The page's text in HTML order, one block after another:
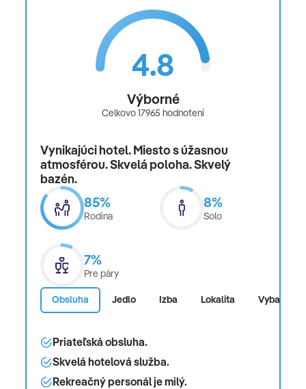
4.8
Výborné
Celkovo 17965 hodnotení
Vynikajúci hotel. Miesto s úžasnou
atmosférou. Skvelá poloha. Skvelý
bazén.
85%
Rodina
8%
Solo
7%
Pre páry
Obsluha Jedlo Izba Lokalita
Priateľská obsluha.
Skvelá hotelová služba.
Rekreačný personál je milý.